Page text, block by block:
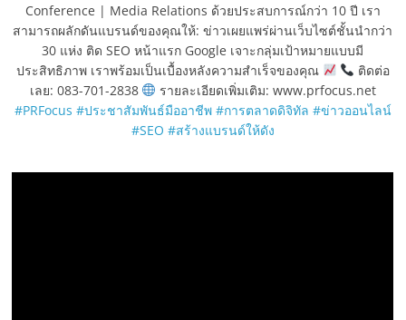
Conference | Media Relations ด้วยประสบการณ์กว่า 10 ปี เรา
สามารถผลักดันแบรนด์ของคุณให้: ข่าวเผยแพร่ผ่านเว็บไซต์ชั้นนำกว่า
30 แห่ง ติด SEO หน้าแรก Google เจาะกลุ่มเป้าหมายแบบมี
ประสิทธิภาพ เราพร้อมเป็นเบื้องหลังความสำเร็จของคุณ
ติดต่อ
เลย: 083-701-2838
รายละเอียดเพิ่มเติม: www.prfocus.net
#PRFocus #ประชาสัมพันธ์มืออาชีพ #การตลาดดิจิทัล #ข่าวออนไลน์
#SEO #สร้างแบรนด์ให้ดัง